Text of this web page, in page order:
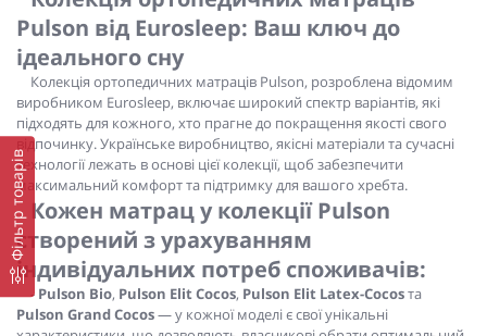
Фільтр товарів
Pulson від Eurosleep: Ваш ключ до
ідеального сну
Колекція ортопедичних матраців Pulson, розроблена відомим
виробником Eurosleep, включає широкий спектр варіантів, які
підходять для кожного, хто прагне до покращення якості свого
відпочинку. Українське виробництво, якісні матеріали та сучасні
технології лежать в основі цієї колекції, щоб забезпечити
максимальний комфорт та підтримку для вашого хребта.
Кожен матрац у колекції Pulson
створений з урахуванням
індивідуальних потреб споживачів:
- Pulson Bio, Pulson Elit Cocos, Pulson Elit Latex-Cocosта
Pulson Grand Cocos— у кожної моделі є свої унікальні